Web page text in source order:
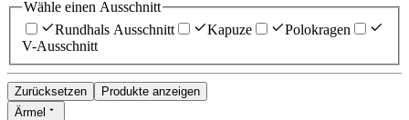
Wähle einen Ausschnitt
Rundhals Ausschnitt
Kapuze
Polokragen
V-Ausschnitt
Zurücksetzen
Produkte anzeigen
Ärmel